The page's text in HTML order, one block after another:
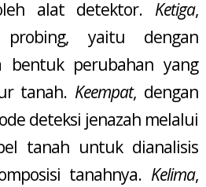
alat detektor. Ketiga,
yaitu dengan
bentuk perubahan yang
tanah. Keempat, dengan
deteksi jenazah melalui
tanah untuk dianalisis
tanahnya. Kelima,